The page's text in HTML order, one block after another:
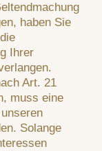
haben Sie
Ihrer
Art. 21
muss eine
Solange